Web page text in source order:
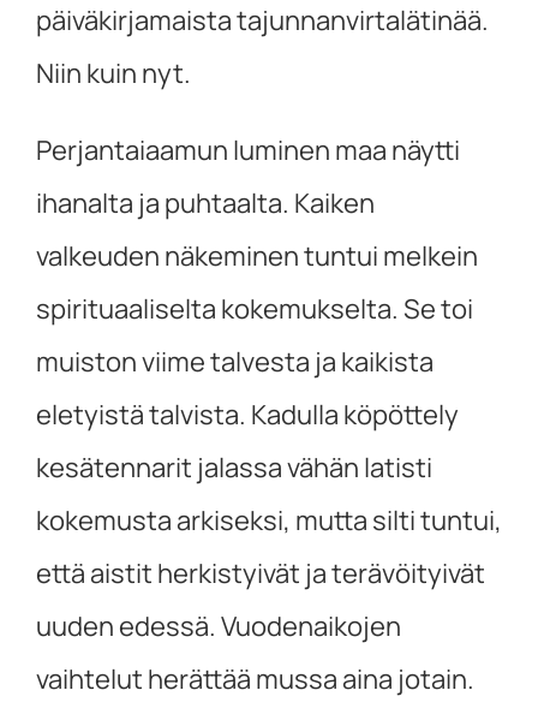
päiväkirjamaista tajunnanvirtalätinää.
Niin kuin nyt.
Perjantaiaamun luminen maa näytti
ihanalta ja puhtaalta. Kaiken
valkeuden näkeminen tuntui melkein
spirituaaliselta kokemukselta. Se toi
muiston viime talvesta ja kaikista
eletyistä talvista. Kadulla köpöttely
kesätennarit jalassa vähän latisti
kokemusta arkiseksi, mutta silti tuntui,
että aistit herkistyivät ja terävöityivät
uuden edessä. Vuodenaikojen
vaihtelut herättää mussa aina jotain.